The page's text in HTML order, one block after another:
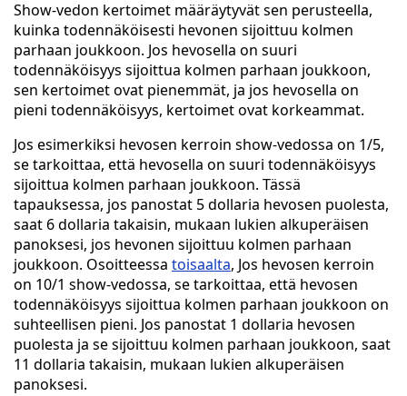
Show-vedon kertoimet määräytyvät sen perusteella,
kuinka todennäköisesti hevonen sijoittuu kolmen
parhaan joukkoon. Jos hevosella on suuri
todennäköisyys sijoittua kolmen parhaan joukkoon,
sen kertoimet ovat pienemmät, ja jos hevosella on
pieni todennäköisyys, kertoimet ovat korkeammat.
Jos esimerkiksi hevosen kerroin show-vedossa on 1/5,
se tarkoittaa, että hevosella on suuri todennäköisyys
sijoittua kolmen parhaan joukkoon. Tässä
tapauksessa, jos panostat 5 dollaria hevosen puolesta,
saat 6 dollaria takaisin, mukaan lukien alkuperäisen
panoksesi, jos hevonen sijoittuu kolmen parhaan
joukkoon. Osoitteessa toisaalta, Jos hevosen kerroin
on 10/1 show-vedossa, se tarkoittaa, että hevosen
todennäköisyys sijoittua kolmen parhaan joukkoon on
suhteellisen pieni. Jos panostat 1 dollaria hevosen
puolesta ja se sijoittuu kolmen parhaan joukkoon, saat
11 dollaria takaisin, mukaan lukien alkuperäisen
panoksesi.